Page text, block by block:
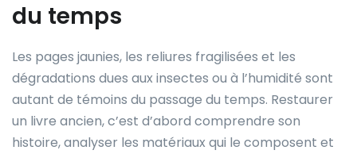
du temps
Les pages jaunies, les reliures fragilisées et les
dégradations dues aux insectes ou à l’humidité sont
autant de témoins du passage du temps. Restaurer
un livre ancien, c’est d’abord comprendre son
histoire, analyser les matériaux qui le composent et